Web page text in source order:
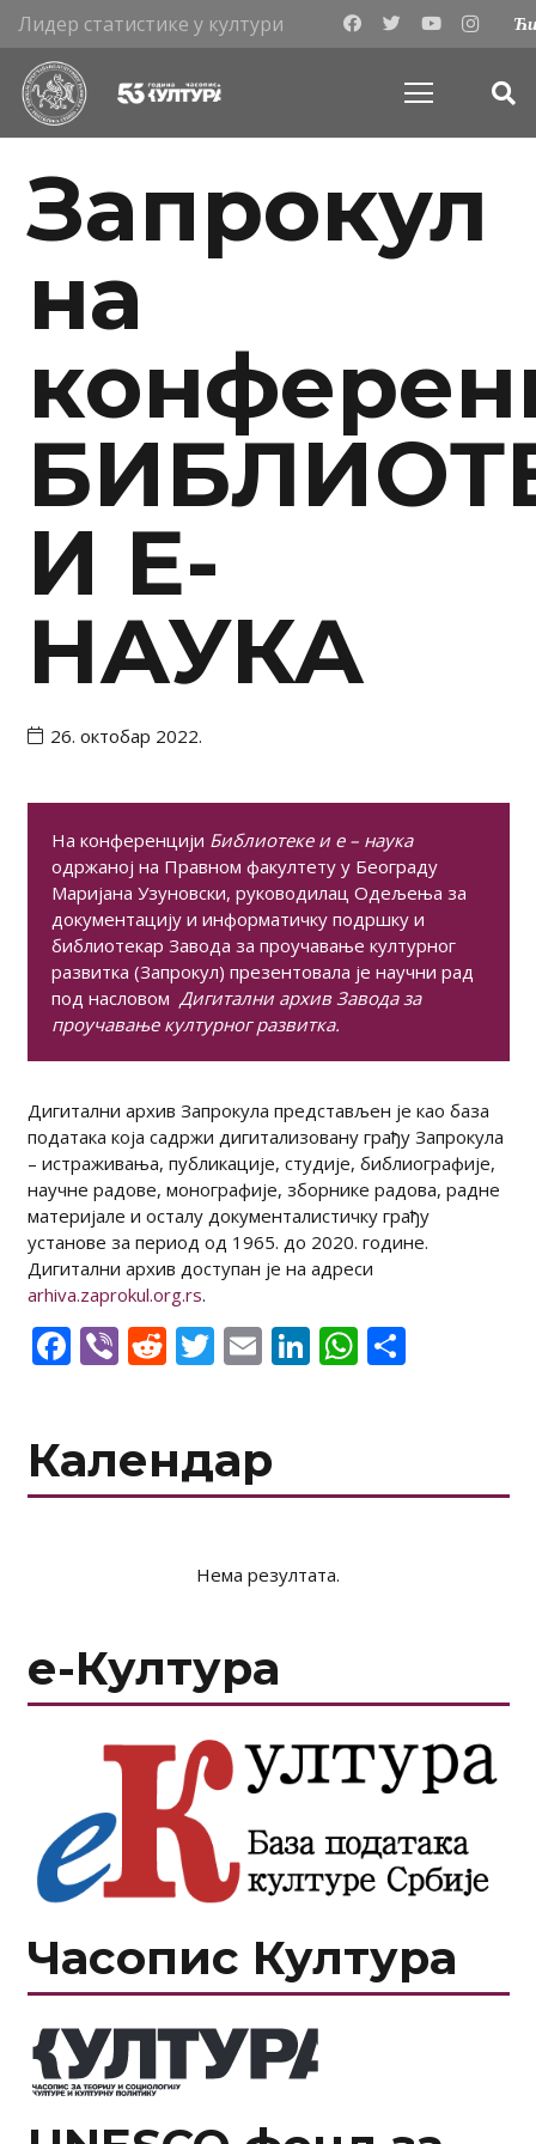
Лидер статистике у култури
Запрокул
на
И Е-
НАУКА
26. октобар 2022.
На конференцији Библиотеке и е – наука
одржаној на Правном факултету у Београду
Маријана Узуновски, руководилац Одељења за
документацију и информатичку подршку и
библиотекар Завода за проучавање културног
развитка (Запрокул) презентовала је научни рад
под насловом Дигитални архив Завода за
проучавање културног развитка.
Дигитални архив Запрокула представљен је као база
података која садржи дигитализовану грађу Запрокула
– истраживања, публикације, студије, библиографије,
научне радове, монографије, зборнике радова, радне
материјале и осталу документалистичку грађу
установе за период од 1965. до 2020. године.
Дигитални архив доступан је на адреси
arhiva.zaprokul.org.rs.
Facebook
ViberReddit
Twitter
EmailLinkedInShare
Календар
Нема резултата.
е-Култура
Часопис Култура